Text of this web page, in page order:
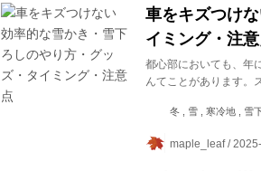
車をキズつけ
イミング・注
都心部においても、年
んてことがあります。
冬 , 雪 , 寒冷地 , 雪
maple_leaf /